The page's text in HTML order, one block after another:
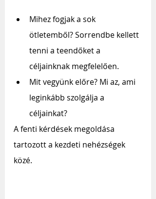
Mihez fogjak a sok
ötletemből? Sorrendbe kellett
tenni a teendőket a
céljainknak megfelelően.
Mit vegyünk előre? Mi az, ami
leginkább szolgálja a
céljainkat?
A fenti kérdések megoldása
tartozott a kezdeti nehézségek
közé.